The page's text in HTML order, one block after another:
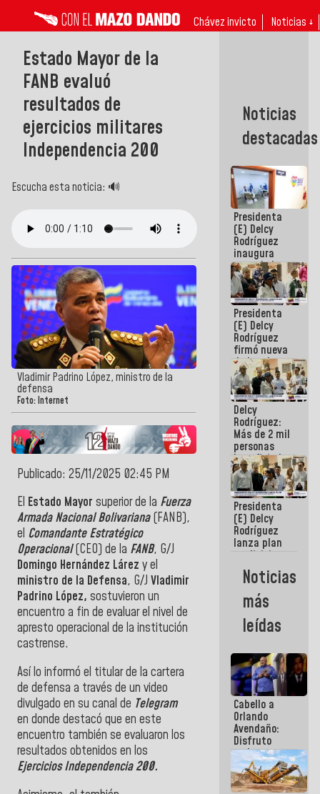
Chávez invicto Noticias ↓
Estado Mayor de la
FANB evaluó
resultados de
ejercicios militares
Independencia 200
Escucha esta noticia: 🔊
Vladimir Padrino López, ministro de la
defensa
Foto: Internet
Publicado: 25/11/2025 02:45 PM
El Estado Mayor superior de la Fuerza
Armada Nacional Bolivariana(FANB),
el Comandante Estratégico
Operacional(CEO) de la FANB, G/J
Domingo Hernández Lárez y el
ministro de la Defensa, G/J Vladimir
Padrino López, sostuvieron un
encuentro a fin de evaluar el nivel de
apresto operacional de la institución
castrense.
Así lo informó el titular de la cartera
de defensa a través de un video
divulgado en su canal de Telegram
en donde destacó que en este
encuentro también se evaluaron los
resultados obtenidos en los
Ejercicios Independencia 200.
Noticias
destacadas
Presidenta
(E) Delcy
Rodríguez
inaugura
casa de los
Abuelos
Primavera
en Caracas
Presidenta
(E) Delcy
Rodríguez
firmó nueva
de Ley de
Arrendamiento
aprobada
por la AN
Delcy
Rodríguez:
Más de 2 mil
personas
beneficiadas
con planes
para
atención de
emergencia
sísmica en
la última
semana
Presidenta
(E) Delcy
Rodríguez
lanza plan
crediticio
con subsidio
a Juntas de
Condominio
Noticias
más
leídas
Cabello a
Orlando
Avendaño:
Disfruto
cada vez
que escribes
porque lo
que haces